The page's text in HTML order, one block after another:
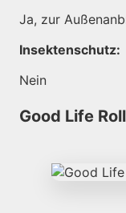
Ja, zur
Insektenschutz:
Nein
Good Life